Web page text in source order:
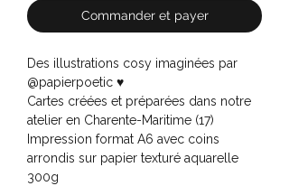
Commander et payer
Des illustrations cosy imaginées par
@papierpoetic ♥
Cartes créées et préparées dans notre
atelier en Charente-Maritime (17)
Impression format A6 avec coins
arrondis sur papier texturé aquarelle
300g